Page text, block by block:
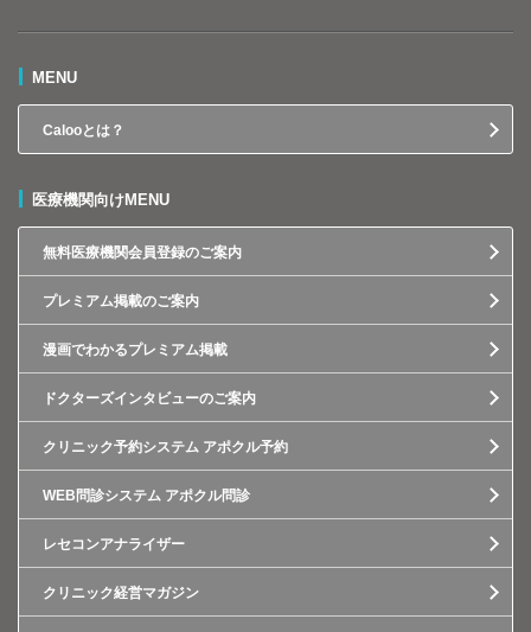
MENU
Calooとは？
医療機関向けMENU
無料医療機関会員登録のご案内
プレミアム掲載のご案内
漫画でわかるプレミアム掲載
ドクターズインタビューのご案内
クリニック予約システム アポクル予約
WEB問診システム アポクル問診
レセコンアナライザー
クリニック経営マガジン